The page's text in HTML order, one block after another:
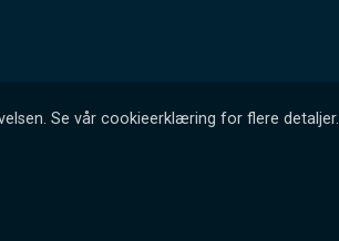
Se vår cookieerklæring for flere detaljer.